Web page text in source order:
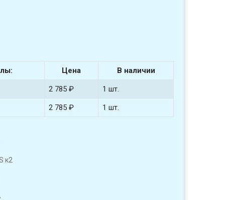
Цена В наличии
2 785 ₽ 1 шт.
2 785 ₽ 1 шт.
к2